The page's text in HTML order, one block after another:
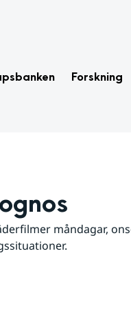
Forskning
måndagar,